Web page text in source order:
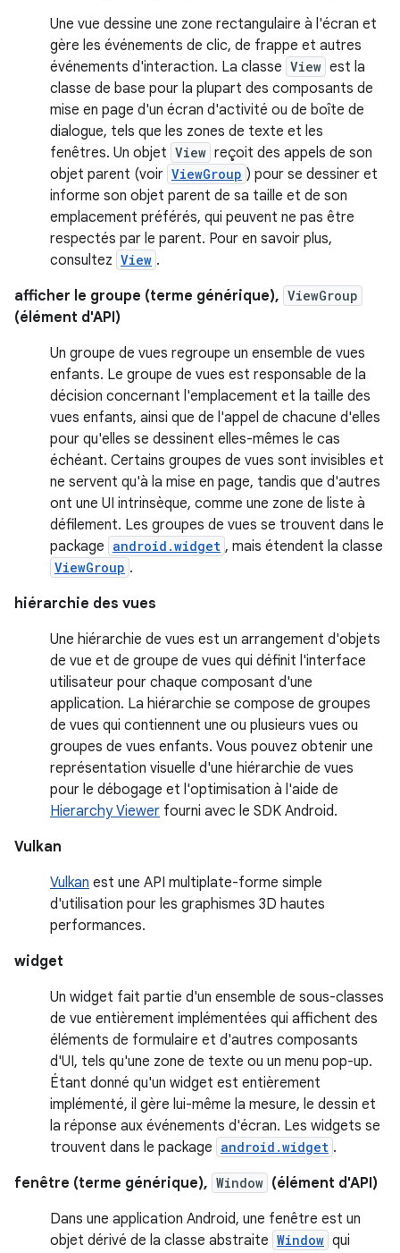
Une vue dessine une zone rectangulaire à l'écran et
gère les événements de clic, de frappe et autres
événements d'interaction. La classe View est la
classe de base pour la plupart des composants de
mise en page d'un écran d'activité ou de boîte de
dialogue, tels que les zones de texte et les
fenêtres. Un objet View reçoit des appels de son
objet parent (voir ViewGroup ) pour se dessiner et
informe son objet parent de sa taille et de son
emplacement préférés, qui peuvent ne pas être
respectés par le parent. Pour en savoir plus,
consultez View .
afficher le groupe (terme générique), ViewGroup
(élément d'API)
Un groupe de vues regroupe un ensemble de vues
enfants. Le groupe de vues est responsable de la
décision concernant l'emplacement et la taille des
vues enfants, ainsi que de l'appel de chacune d'elles
pour qu'elles se dessinent elles-mêmes le cas
échéant. Certains groupes de vues sont invisibles et
ne servent qu'à la mise en page, tandis que d'autres
ont une UI intrinsèque, comme une zone de liste à
défilement. Les groupes de vues se trouvent dans le
package android.widget , mais étendent la classe
ViewGroup .
hiérarchie des vues
Une hiérarchie de vues est un arrangement d'objets
de vue et de groupe de vues qui définit l'interface
utilisateur pour chaque composant d'une
application. La hiérarchie se compose de groupes
de vues qui contiennent une ou plusieurs vues ou
groupes de vues enfants. Vous pouvez obtenir une
représentation visuelle d'une hiérarchie de vues
pour le débogage et l'optimisation à l'aide de
Hierarchy Viewer fourni avec le SDK Android.
Vulkan
Vulkan est une API multiplate-forme simple
d'utilisation pour les graphismes 3D hautes
performances.
widget
Un widget fait partie d'un ensemble de sous-classes
de vue entièrement implémentées qui affichent des
éléments de formulaire et d'autres composants
d'UI, tels qu'une zone de texte ou un menu pop-up.
Étant donné qu'un widget est entièrement
implémenté, il gère lui-même la mesure, le dessin et
la réponse aux événements d'écran. Les widgets se
trouvent dans le package android.widget .
fenêtre (terme générique), Window (élément d'API)
Dans une application Android, une fenêtre est un
objet dérivé de la classe abstraite Window qui